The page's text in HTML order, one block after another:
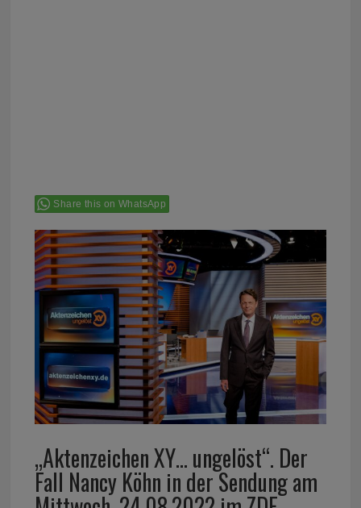
Share this on WhatsApp
„Aktenzeichen XY… ungelöst“. Der
Fall Nancy Köhn in der Sendung am